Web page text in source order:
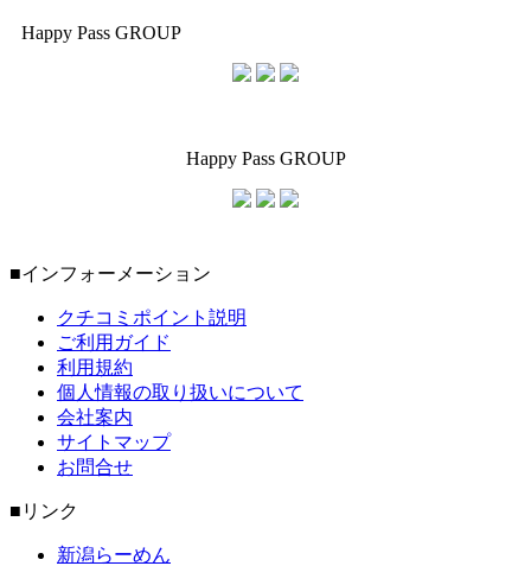
Happy Pass GROUP
Happy Pass GROUP
■インフォーメーション
クチコミポイント説明
ご利用ガイド
利用規約
個人情報の取り扱いについて
会社案内
サイトマップ
お問合せ
■リンク
新潟らーめん